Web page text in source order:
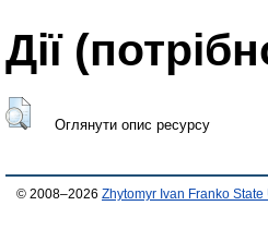
Дії
Оглянути опис ресурсу
© 2008–2026 Zhytomyr Ivan Franko State